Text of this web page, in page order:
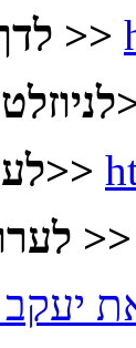
לדף הפייסבוק >>
לערוץ הוידאו>>
לערוץ הטלגרם >>